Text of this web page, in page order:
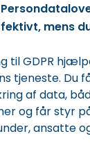
mens
til GDPR
tjeneste.
af data,
og får styr
ansatte